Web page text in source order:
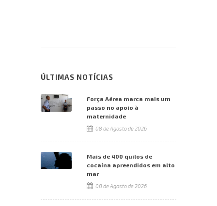
ÚLTIMAS NOTÍCIAS
Força Aérea marca mais um
passo no apoio à
maternidade
08 de Agosto de 2026
Mais de 400 quilos de
cocaína apreendidos em alto
mar
08 de Agosto de 2026